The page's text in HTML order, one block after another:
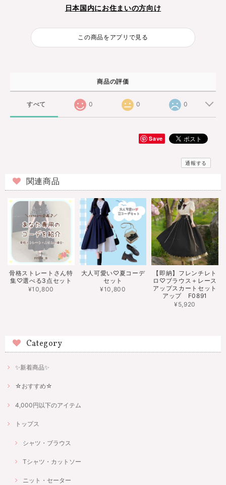
日本国内にお住まいの方向け
この商品をアプリで見る
商品の評価
すべて 0 0 0
Save
通報する
関連商品
骨格ストレートさん特
集♡選べる3点セット
¥10,800
大人可愛い♡夏コーデ
セット
¥10,800
【即納】フレンチレト
ロ♡ブラウス＋レース
アップスカートセット
アップ F0891
¥5,920
Category
✨新着商品✨
☆おすすめ☆
4,000円以下のアイテム
トップス
シャツ・ブラウス
Tシャツ・カットソー
ニット・セーター